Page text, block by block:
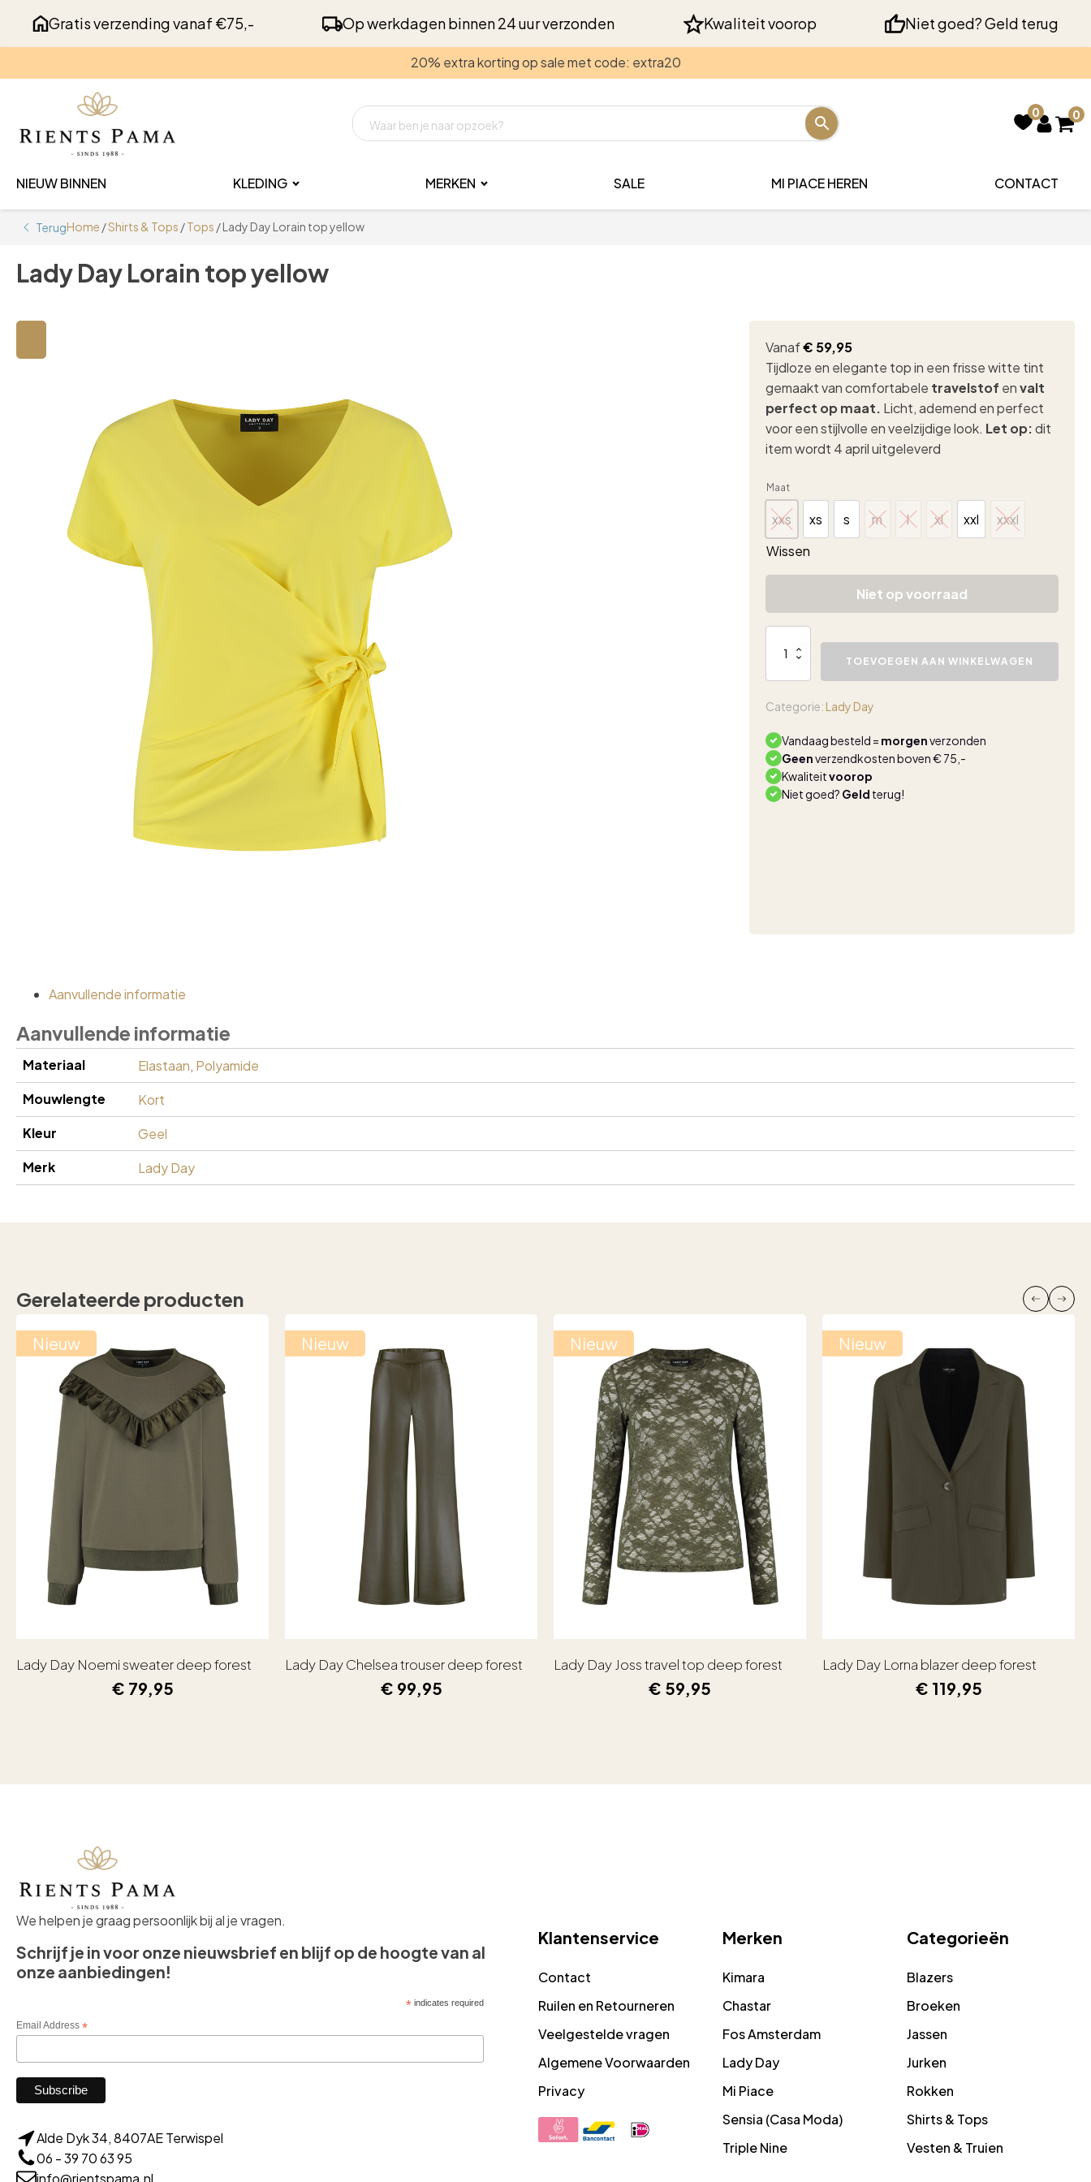
Gratis verzending vanaf €75,- Op werkdagen binnen 24 uur verzonden Kwaliteit voorop Niet goed? Geld terug
20% extra korting op sale met code: extra20
0 0
NIEUW BINNEN KLEDING MERKEN SALE MI PIACE HEREN CONTACT
TerugHome /Shirts & Tops /Tops / Lady Day Lorain top yellow
Lady Day Lorain top yellow
Vanaf€ 59,95
Tijdloze en elegante top in een frisse witte tint
gemaakt van comfortabele travelstof envalt
perfect op maat. Licht, ademend en perfect
voor een stijlvolle en veelzijdige look. Let op:dit
item wordt 4 april uitgeleverd
Maat
xxs
xxs
xs
xs
s
s
m
m
l
l
xl
xl
xxl
xxl
xxxl
xxxl
Wissen
Niet op voorraad
yellow
TOEVOEGEN AAN WINKELWAGEN
Categorie: Lady Day
Vandaag besteld = morgenverzonden
Geenverzendkosten boven € 75,-
Kwaliteitvoorop
Niet goed? Geld terug!
Aanvullende informatie
Aanvullende informatie
Materiaal Elastaan, Polyamide
Mouwlengte
Kort
Kleur
Geel
Merk
Lady Day
Gerelateerde producten
Nieuw
Lady Day Noemi sweater deep forest
€ 79,95
Nieuw
Lady Day Chelsea trouser deep forest
€ 99,95
Nieuw
Lady Day Joss travel top deep forest
€ 59,95
Nieuw
Lady Day Lorna blazer deep forest
€ 119,95
We helpen je graag persoonlijk bij al je vragen.
Schrijf je in voor onze nieuwsbrief en blijf op de hoogte van al
onze aanbiedingen!
* indicates required
Email Address *
Alde Dyk 34, 8407AE Terwispel
06 - 39 70 63 95
info@rientspama.nl
Klantenservice
Contact
Ruilen en Retourneren
Veelgestelde vragen
Algemene Voorwaarden
Privacy
Merken
Kimara
Chastar
Fos Amsterdam
Lady Day
Mi Piace
Sensia (Casa Moda)
Triple Nine
Categorieën
Blazers
Broeken
Jassen
Jurken
Rokken
Shirts & Tops
Vesten & Truien